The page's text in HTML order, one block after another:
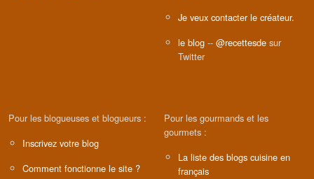
Je veux contacter le créateur.
le blog -- @recettesde sur
Twitter
Pour les blogueuses et blogueurs :
Inscrivez votre blog
Comment fonctionne le site ?
Pour les gourmands et les
gourmets :
La liste des blogs cuisine en
français